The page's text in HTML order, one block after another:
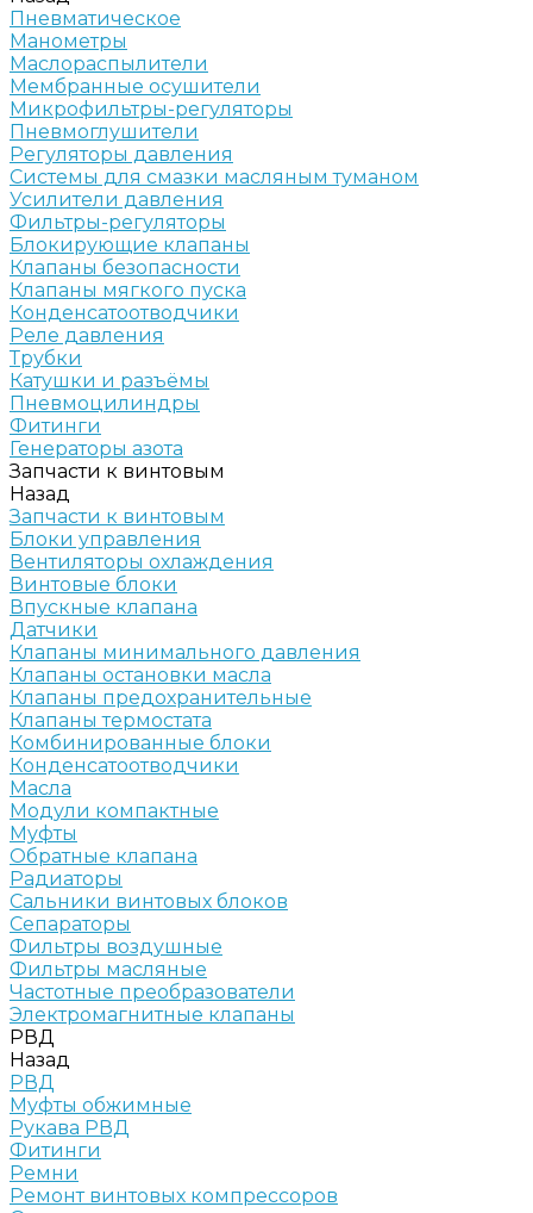
Пневматическое
Манометры
Маслораспылители
Мембранные осушители
Микрофильтры-регуляторы
Пневмоглушители
Регуляторы давления
Системы для смазки масляным туманом
Усилители давления
Фильтры-регуляторы
Блокирующие клапаны
Клапаны безопасности
Клапаны мягкого пуска
Конденсатоотводчики
Реле давления
Трубки
Катушки и разъёмы
Пневмоцилиндры
Фитинги
Генераторы азота
Запчасти к винтовым
Назад
Запчасти к винтовым
Блоки управления
Вентиляторы охлаждения
Винтовые блоки
Впускные клапана
Датчики
Клапаны минимального давления
Клапаны остановки масла
Клапаны предохранительные
Клапаны термостата
Комбинированные блоки
Конденсатоотводчики
Масла
Модули компактные
Муфты
Обратные клапана
Радиаторы
Сальники винтовых блоков
Сепараторы
Фильтры воздушные
Фильтры масляные
Частотные преобразователи
Электромагнитные клапаны
РВД
Назад
РВД
Муфты обжимные
Рукава РВД
Фитинги
Ремни
Ремонт винтовых компрессоров